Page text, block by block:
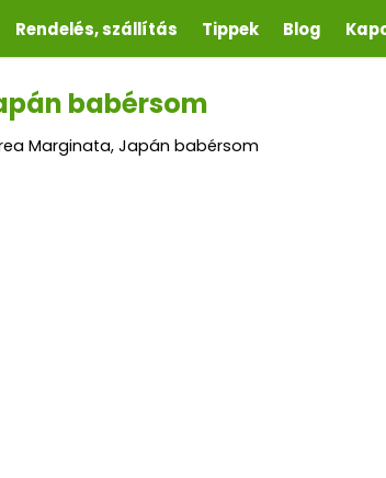
Rendelés, szállítás Tippek Blog
babérsom
Marginata, Japán babérsom